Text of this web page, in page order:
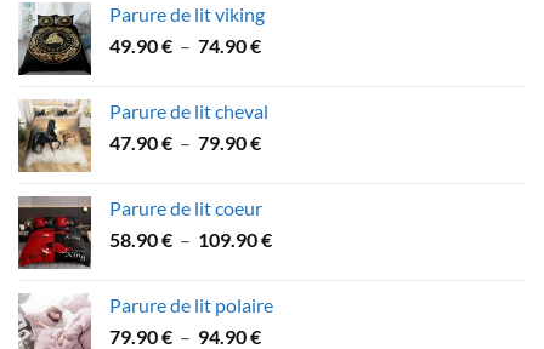
53.60 €
à
Parure de lit viking
49.90€ – 74.90€Plage
49.90 €
à
Parure de lit cheval
47.90€ – 79.90€Plage
à
Parure de lit coeur
58.90€ – 109.90€Plage
58.90 €
Parure de lit polaire
79.90€ – 94.90€Plage